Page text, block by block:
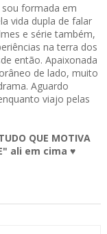
sou formada em
vida dupla de falar
e série também,
na terra dos
então. Apaixonada
de lado, muito
Aguardo
viajo pelas
QUE MOTIVA
ali em cima ♥